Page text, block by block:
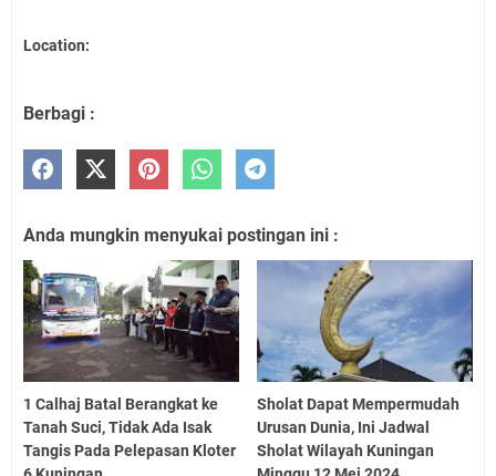
Location:
Berbagi :
Anda mungkin menyukai postingan ini :
1 Calhaj Batal Berangkat ke
Tanah Suci, Tidak Ada Isak
Tangis Pada Pelepasan Kloter
Sholat Dapat Mempermudah
Urusan Dunia, Ini Jadwal
Sholat Wilayah Kuningan